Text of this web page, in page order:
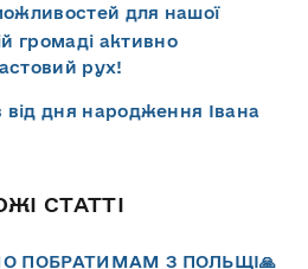
для нашої
громаді активно
рух!
від дня народження Івана
СТАТТІ
ПОБРАТИМАМ З ПОЛЬЩІ🙏